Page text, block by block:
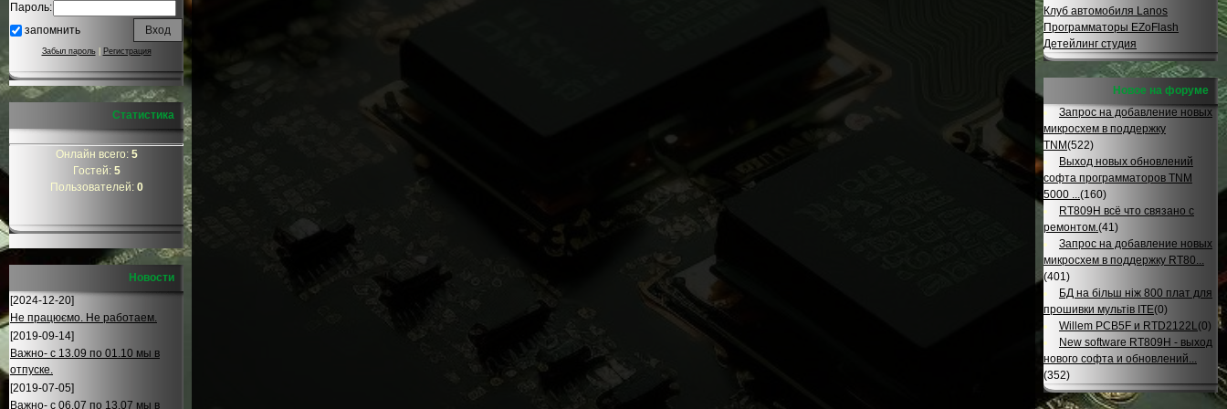
Пароль:
запомнить
Забыл пароль| Регистрация
Статистика
Онлайн всего: 5
Гостей: 5
Пользователей: 0
Новости
[2024-12-20]
Не працюємо. Не работаем.
[2019-09-14]
Важно- с 13.09 по 01.10 мы в
отпуске.
[2019-07-05]
Важно- с 06.07 по 13.07 мы в
Клуб автомобиля Lanos
Программаторы EZoFlash
Детейлинг студия
Новое на форуме
Запрос на добавление новых
микросхем в поддержку
TNM(522)
Выход новых обновлений
софта программаторов TNM
5000 ...(160)
RT809H всё что связано с
ремонтом.(41)
Запрос на добавление новых
микросхем в поддержку RT80...
(401)
БД на більш ніж 800 плат для
прошивки мультів ITE(0)
Willem PCB5F и RTD2122L(0)
New software RT809H - выход
нового софта и обновлений...
(352)